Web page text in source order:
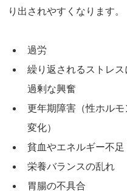
り出されやすくなります。
過労
繰り返されるストレ
過剰な興奮
更年期障害（性ホル
変化）
貧血やエネルギー不足
栄養バランスの乱れ
胃腸の不具合